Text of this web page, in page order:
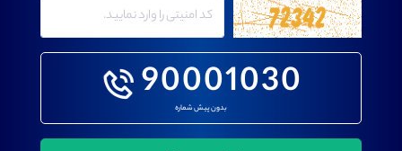
90001030
بدون پیش شماره